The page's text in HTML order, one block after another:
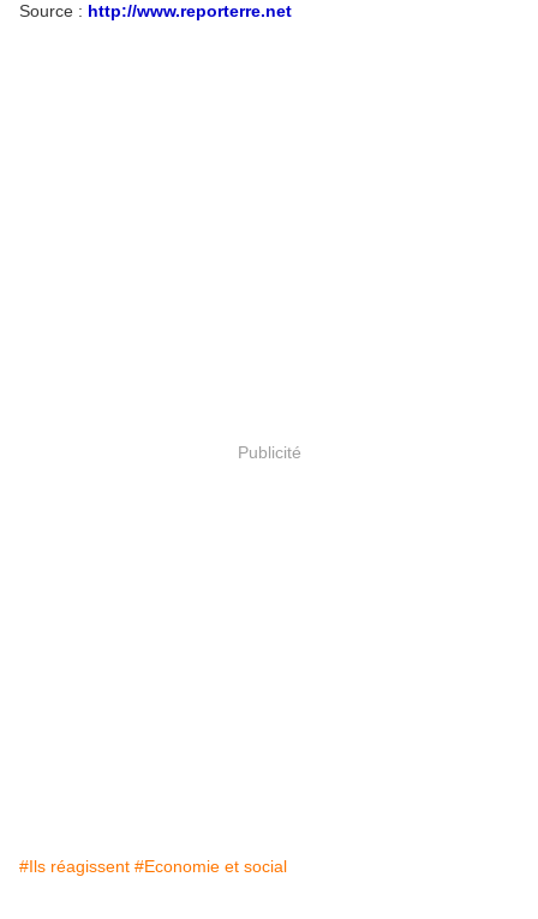
Source : http://www.reporterre.net
Publicité
#Ils réagissent #Economie et social